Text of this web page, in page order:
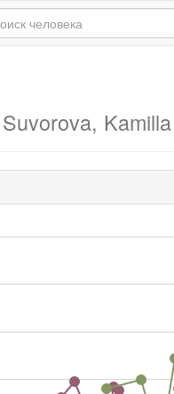
Suvorova, Kamilla